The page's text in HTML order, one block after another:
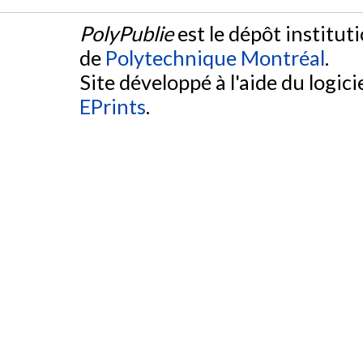
PolyPublieest le dépôt
de Polytechnique Montréal.
Site développé à l'aide du
EPrints.